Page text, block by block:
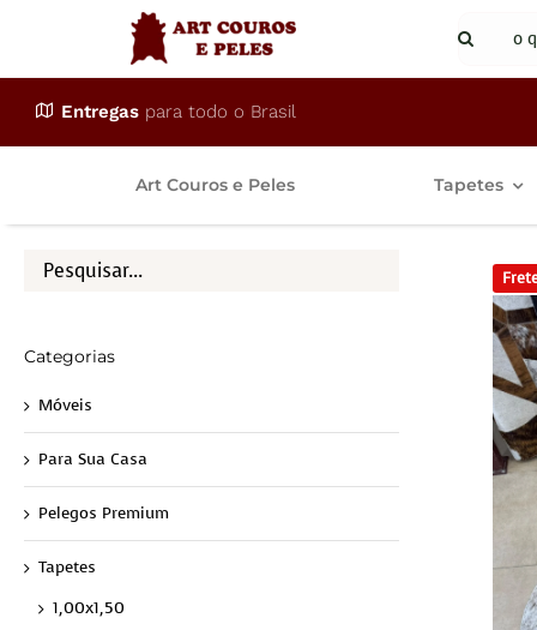
conteúdo
Buscar
Entregas para todo o Brasil
Art Couros e Peles Tapetes
Categorias
Móveis
Para Sua Casa
Pelegos Premium
Tapetes
1,00x1,50